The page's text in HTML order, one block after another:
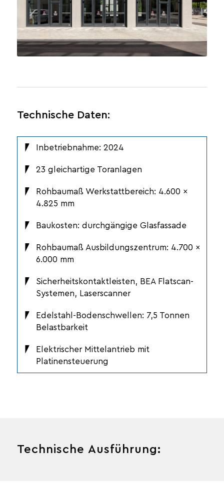
Technische Daten:
Inbetriebnahme: 2024
23 gleichartige Toranlagen
Rohbaumaß Werkstattbereich: 4.600 ×
4.825 mm
Baukosten: durchgängige Glasfassade
Rohbaumaß Ausbildungszentrum: 4.700 ×
6.000 mm
Sicherheitskontaktleisten, BEA Flatscan-
Systemen, Laserscanner
Edelstahl-Bodenschwellen: 7,5 Tonnen
Belastbarkeit
Elektrischer Mittelantrieb mit
Platinensteuerung
Technische Ausführung: